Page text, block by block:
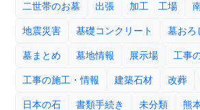
二世帯のお墓 出張 加工 工場
地震災害 基礎コンクリート 墓おろ
墓まとめ 墓地情報 展示場 工事
工事の施工・情報 建築石材 改葬
日本の石 書類手続き 未分類 熊